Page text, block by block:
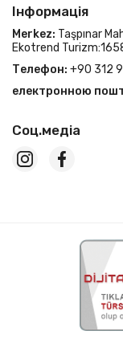
Інформація
Merkez: Taşpınar
Ekotrend
Телефон: +90 312
електронною
Соц.медіа